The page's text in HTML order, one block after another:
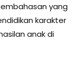
yang
karakter
anak di